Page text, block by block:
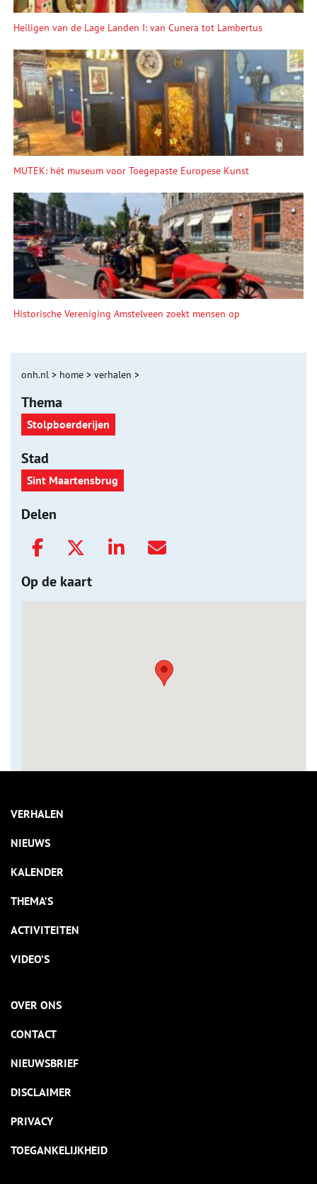
Heiligen van de Lage Landen I: van Cunera tot Lambertus
MUTEK: hét museum voor Toegepaste Europese Kunst
Historische Vereniging Amstelveen zoekt mensen op
onh.nl > home > verhalen >
Thema
Stolpboerderijen
Stad
Sint Maartensbrug
Delen
Op de kaart
VERHALEN
NIEUWS
KALENDER
THEMA’S
ACTIVITEITEN
VIDEO’S
OVER ONS
CONTACT
NIEUWSBRIEF
DISCLAIMER
PRIVACY
TOEGANKELIJKHEID